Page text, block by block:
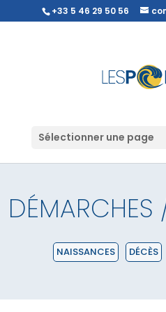
+33 5 46 29 50 56
Sélectionner une page
DÉMARCHES
NAISSANCES DÉCÈS